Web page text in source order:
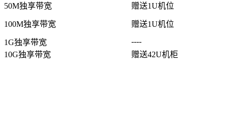
50M独享带宽
赠送1U机位
100M独享带宽 赠送1U机位
1G独享带宽
----
10G独享带宽
赠送42U机柜